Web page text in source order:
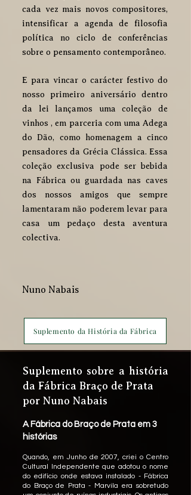
cada vez mais novos compositores,
intensificar a agenda de filosofia
política no ciclo de conferências
sobre o pensamento contemporâneo.
E para vincar o carácter festivo do
nosso primeiro aniversário dentro
da lei lançamos uma coleção de
vinhos , em parceria com uma Adega
do Dão, como homenagem a cinco
pensadores da Grécia Clássica. Essa
coleção exclusiva pode ser bebida
na Fábrica ou guardada nas caves
dos nossos amigos que sempre
lamentaram não poderem levar para
casa um pedaço desta aventura
colectiva.
Nuno Nabais
Suplemento da História da Fábrica
Suplemento sobre a história
da Fábrica Braço de Prata
por Nuno Nabais
A Fábrica do Braço de Prata em 3
histórias
Quando, em Junho de 2007, criei o Centro
Cultural Independente que adotou o nome
do edifício onde estava instalado - Fábrica
do Braço de Prata - Marvila era sobretudo